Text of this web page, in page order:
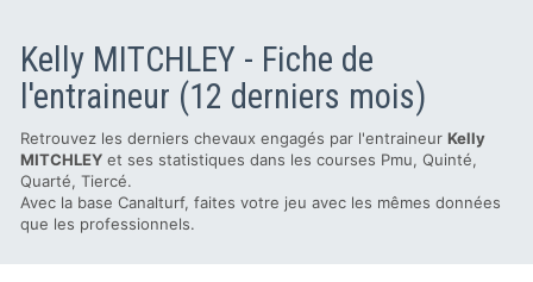
Kelly MITCHLEY - Fiche de
l'entraineur (12 derniers mois)
Retrouvez les derniers chevaux engagés par l'entraineur Kelly
MITCHLEY et ses statistiques dans les courses Pmu, Quinté,
Quarté, Tiercé.
Avec la base Canalturf, faites votre jeu avec les mêmes données
que les professionnels.